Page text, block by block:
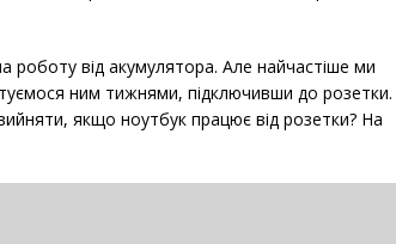
роботу від акумулятора. Але найчастіше ми
ним тижнями, підключивши до розетки.
якщо ноутбук працює від розетки? На